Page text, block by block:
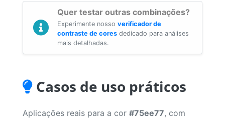
Quer testar outras combinações?
Experimente nosso verificador de
contraste de cores dedicado para análises
mais detalhadas.
Casos de uso práticos
Aplicações reais para a cor #75ee77, com